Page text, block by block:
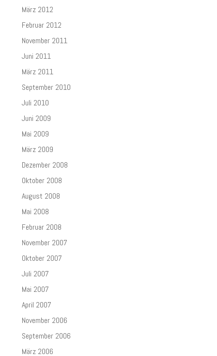
März 2012
Februar 2012
November 2011
Juni 2011
März 2011
September 2010
Juli 2010
Juni 2009
Mai 2009
März 2009
Dezember 2008
Oktober 2008
August 2008
Mai 2008
Februar 2008
November 2007
Oktober 2007
Juli 2007
Mai 2007
April 2007
November 2006
September 2006
März 2006